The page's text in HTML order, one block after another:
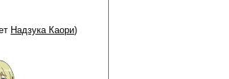
Надзука Каори)